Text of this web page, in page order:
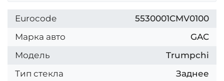
Eurocode
5530001CMV0100
Марка авто
GAC
Модель
Trumpchi
Тип стекла
Заднее